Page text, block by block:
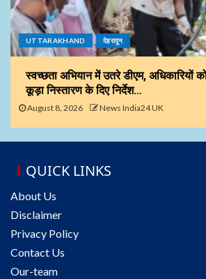
UTTARAKHAND देहरादून
स्वच्छता अभियान में उतरे डीएम, अधिकारियों
कूड़ा निस्तारण के दिए निर्देश…
August 8, 2026 News India24 UK
QUICK LINKS
About Us
Disclaimer
Privacy Policy
Contact Us
Our-team